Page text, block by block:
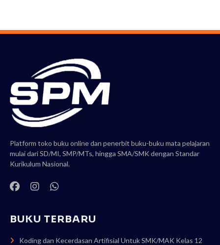
Platform toko buku online dan penerbit buku-buku mata pelajaran
mulai dari SD/MI, SMP/MTs, hingga SMA/SMK dengan Standar
Kurikulum Nasional.
BUKU TERBARU
Koding dan Kecerdasan Artifisial Untuk SMK/MAK Kelas 12